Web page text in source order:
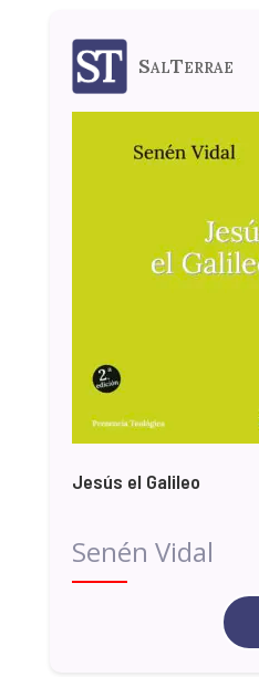
SalTerrae
Jesús el Galileo
Senén Vidal